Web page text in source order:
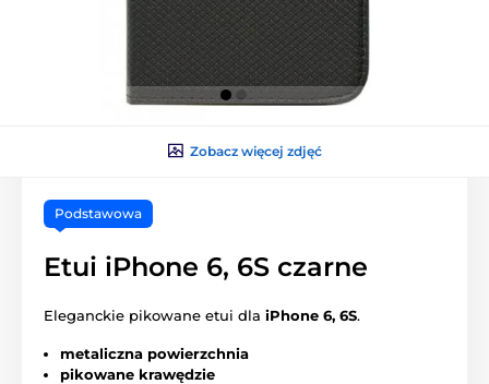
Zobacz więcej zdjęć
Podstawowa
Etui iPhone 6, 6S czarne
Eleganckie pikowane etui dla iPhone 6, 6S.
metaliczna powierzchnia
pikowane krawędzie